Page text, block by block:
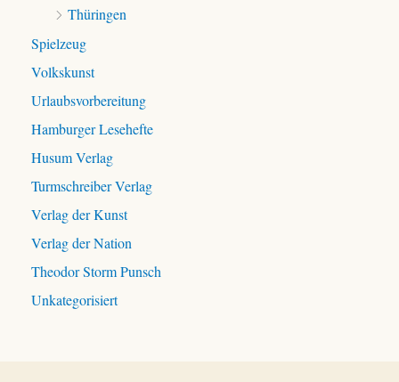
Thüringen
Spielzeug
Volkskunst
Urlaubsvorbereitung
Hamburger Lesehefte
Husum Verlag
Turmschreiber Verlag
Verlag der Kunst
Verlag der Nation
Theodor Storm Punsch
Unkategorisiert